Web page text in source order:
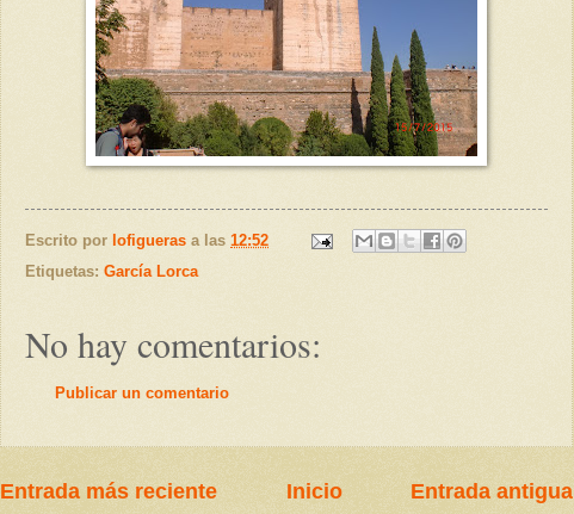
Escrito por lofigueras a las 12:52
Etiquetas: García Lorca
No hay comentarios:
Publicar un comentario
Entrada más reciente Entrada antigua
Inicio